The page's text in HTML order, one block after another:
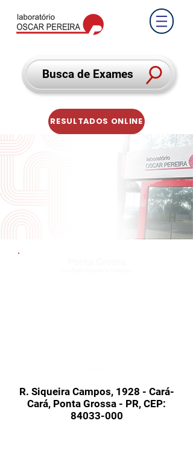
Busca de Exames
RESULTADOS ONLINE
R. Siqueira Campos, 1928 - Cará-
Cará, Ponta Grossa - PR, CEP:
84033-000